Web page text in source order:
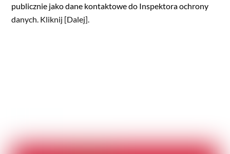
publicznie jako dane kontaktowe do Inspektora ochrony
danych. Kliknij [Dalej].